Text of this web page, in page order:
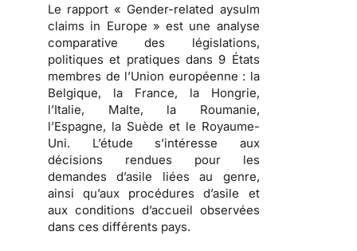
Le rapport « Gender-related aysulm
claims in Europe » est une analyse
comparative des législations,
politiques et pratiques dans 9 États
membres de l’Union européenne : la
Belgique, la France, la Hongrie,
l’Italie, Malte, la Roumanie,
l’Espagne, la Suède et le Royaume-
Uni. L’étude s’intéresse aux
décisions rendues pour les
demandes d’asile liées au genre,
ainsi qu’aux procédures d’asile et
aux conditions d’accueil observées
dans ces différents pays.